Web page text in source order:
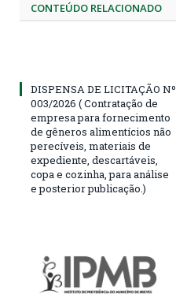
CONTEÚDO RELACIONADO
DISPENSA DE LICITAÇÃO Nº
003/2026 ( Contratação de
empresa para fornecimento
de gêneros alimentícios não
perecíveis, materiais de
expediente, descartáveis,
copa e cozinha, para análise
e posterior publicação.)